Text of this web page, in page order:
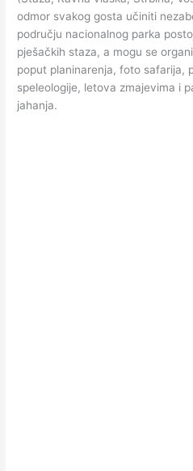
odmor svakog gosta učiniti
području nacionalnog parka
pješačkih staza, a mogu se
poput planinarenja, foto safarija,
speleologije, letova zmajevima i
jahanja.